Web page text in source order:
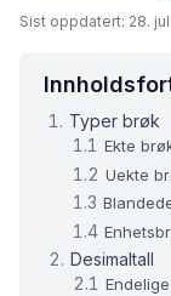
Sist oppdatert: 28.
Typer brøk
Ekte
Uekte
Desimaltall